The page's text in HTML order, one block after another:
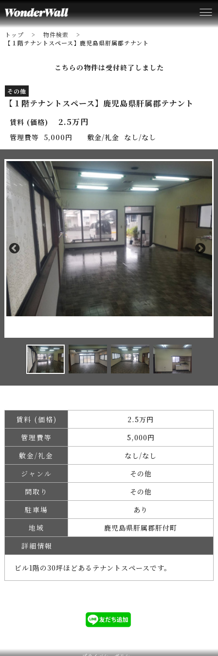
トップ
物件検索
【１階テナントスペース】鹿児島県肝属郡テナント
こちらの物件は受付終了しました
その他
【１階テナントスペース】鹿児島県肝属郡テナント
賃料 (価格) 2.5万円
管理費等 5,000円 敷金/礼金 なし/なし
賃料 (価格)
2.5万円
管理費等
5,000円
敷金/礼金
なし/なし
ジャンル
その他
間取り
その他
駐車場
あり
地域
鹿児島県肝属郡肝付町
詳細情報
ビル1階の30坪ほどあるテナントスペースです。